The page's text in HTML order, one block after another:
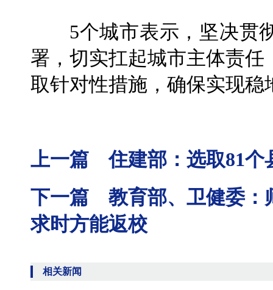
5个城市表示，坚决贯
署，切实扛起城市主体责
取针对性措施，确保实现
上一篇 住建部：选取81个
下一篇 教育部、卫健委：
求时方能返校
相关新闻